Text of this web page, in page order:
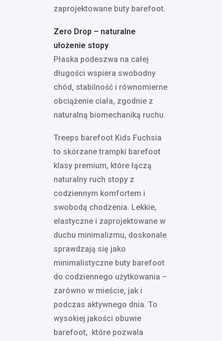
zaprojektowane buty barefoot.
Zero Drop – naturalne
ułożenie stopy
Płaska podeszwa na całej
długości wspiera swobodny
chód, stabilność i równomierne
obciążenie ciała, zgodnie z
naturalną biomechaniką ruchu.
Treeps barefoot Kids Fuchsia
to skórzane trampki barefoot
klasy premium, które łączą
naturalny ruch stopy z
codziennym komfortem i
swobodą chodzenia. Lekkie,
elastyczne i zaprojektowane w
duchu minimalizmu, doskonale
sprawdzają się jako
minimalistyczne buty barefoot
do codziennego użytkowania –
zarówno w mieście, jak i
podczas aktywnego dnia. To
wysokiej jakości obuwie
barefoot, które pozwala